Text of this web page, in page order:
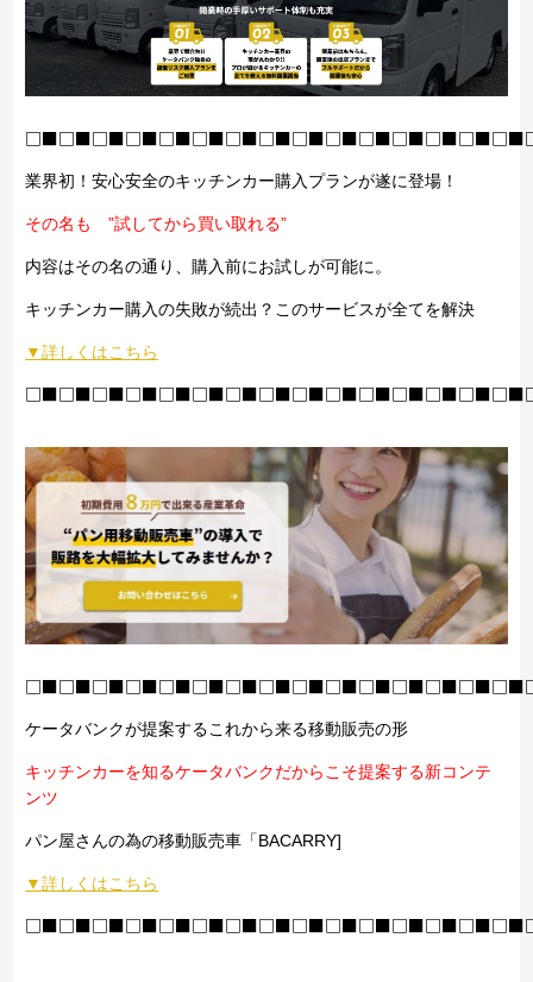
業界初！安心安全のキッチンカー購入プランが遂に登場！
その名も ”試してから買い取れる”
内容はその名の通り、購入前にお試しが可能に。
キッチンカー購入の失敗が続出？このサービスが全てを解決
▼詳しくはこちら
ケータバンクが提案するこれから来る移動販売の形
キッチンカーを知るケータバンクだからこそ提案する新コンテ
ンツ
パン屋さんの為の移動販売車「BACARRY]
▼詳しくはこちら